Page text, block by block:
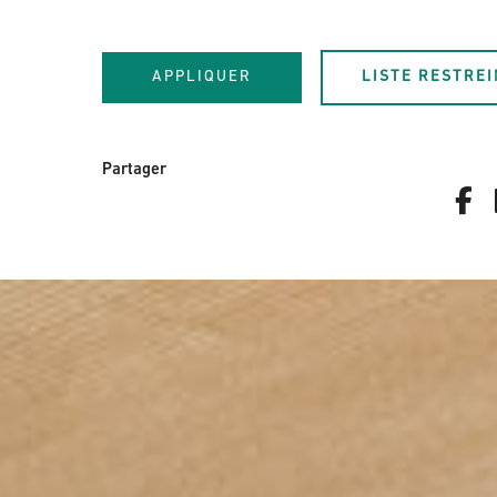
APPLIQUER LISTE
Partager